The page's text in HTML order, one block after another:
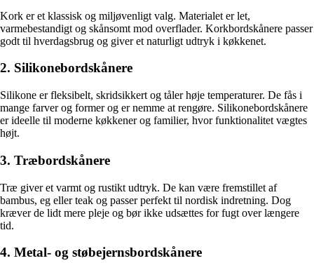
Kork er et klassisk og miljøvenligt valg. Materialet er let,
varmebestandigt og skånsomt mod overflader. Korkbordskånere passer
godt til hverdagsbrug og giver et naturligt udtryk i køkkenet.
2. Silikonebordskånere
Silikone er fleksibelt, skridsikkert og tåler høje temperaturer. De fås i
mange farver og former og er nemme at rengøre. Silikonebordskånere
er ideelle til moderne køkkener og familier, hvor funktionalitet vægtes
højt.
3. Træbordskånere
Træ giver et varmt og rustikt udtryk. De kan være fremstillet af
bambus, eg eller teak og passer perfekt til nordisk indretning. Dog
kræver de lidt mere pleje og bør ikke udsættes for fugt over længere
tid.
4. Metal- og støbejernsbordskånere